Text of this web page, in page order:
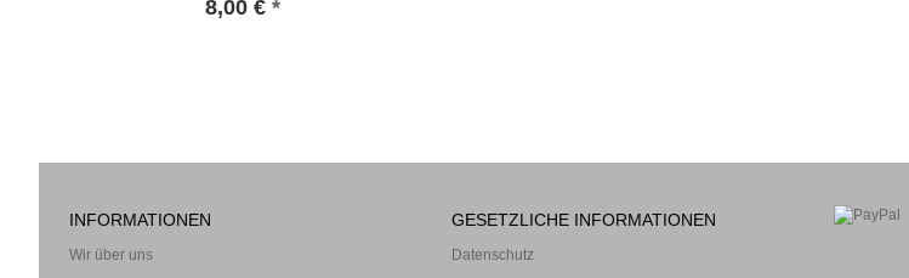
8,00 € *
INFORMATIONEN
Wir über uns
GESETZLICHE INFORMATIONEN
Datenschutz